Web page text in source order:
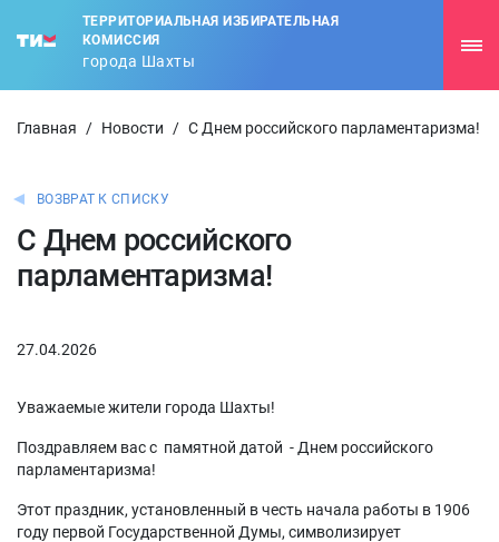
ТЕРРИТОРИАЛЬНАЯ ИЗБИРАТЕЛЬНАЯ
КОМИССИЯ
города Шахты
Главная / Новости / С Днем российского парламентаризма!
ВОЗВРАТ К СПИСКУ
С Днем российского
парламентаризма!
27.04.2026
Уважаемые жители города Шахты!
Поздравляем вас с памятной датой - Днем российского
парламентаризма!
Этот праздник, установленный в честь начала работы в 1906
году первой Государственной Думы, символизирует